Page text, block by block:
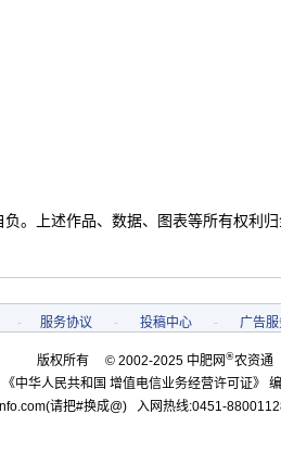
。上述作品、数据、图表等所有权利
- 服务协议 - 投稿中心 - 广告服
版权所有 © 2002-2025 中肥网®农资通
《中华人民共和国 增值电信业务经营许可证》
请把#换成@) 入网热线:0451-